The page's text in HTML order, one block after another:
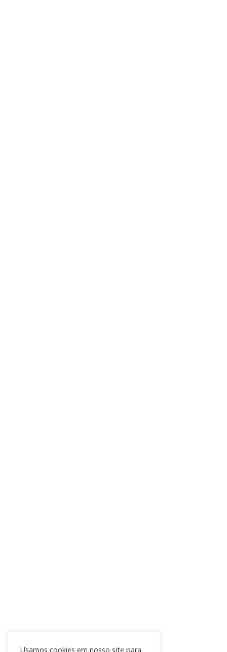
Usamos cookies em nosso site para